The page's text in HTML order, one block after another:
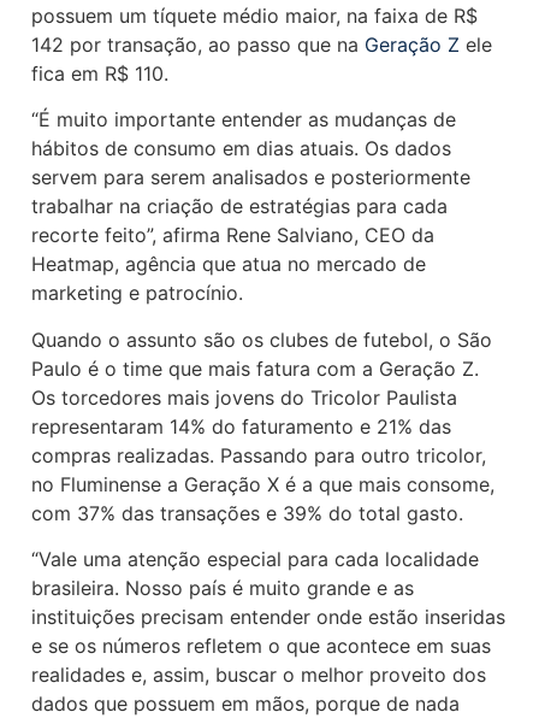
possuem um tíquete médio maior, na faixa de R$
142 por transação, ao passo que na Geração Z ele
fica em R$ 110.
“É muito importante entender as mudanças de
hábitos de consumo em dias atuais. Os dados
servem para serem analisados e posteriormente
trabalhar na criação de estratégias para cada
recorte feito”, afirma Rene Salviano, CEO da
Heatmap, agência que atua no mercado de
marketing e patrocínio.
Quando o assunto são os clubes de futebol, o São
Paulo é o time que mais fatura com a Geração Z.
Os torcedores mais jovens do Tricolor Paulista
representaram 14% do faturamento e 21% das
compras realizadas. Passando para outro tricolor,
no Fluminense a Geração X é a que mais consome,
com 37% das transações e 39% do total gasto.
“Vale uma atenção especial para cada localidade
brasileira. Nosso país é muito grande e as
instituições precisam entender onde estão inseridas
e se os números refletem o que acontece em suas
realidades e, assim, buscar o melhor proveito dos
dados que possuem em mãos, porque de nada